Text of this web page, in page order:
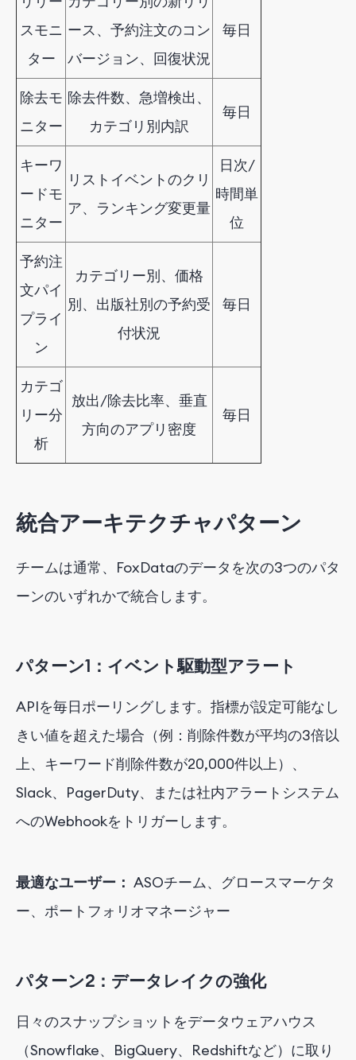
スモニ
ター
ース、予約注文のコン
バージョン、回復状況
毎日
除去モ
ニター
除去件数、急増検出、
カテゴリ別内訳
毎日
キーワ
ードモ
ニター
リストイベントのクリ
ア、ランキング変更量
日次/
時間単
位
予約注
文パイ
プライ
ン
カテゴリー別、価格
別、出版社別の予約受
付状況
毎日
カテゴ
リー分
析
放出/除去比率、垂直
方向のアプリ密度
毎日
統合アーキテクチャパターン
チームは通常、FoxDataのデータを次の3つのパタ
ーンのいずれかで統合します。
パターン1：イベント駆動型アラート
APIを毎日ポーリングします。指標が設定可能なし
きい値を超えた場合（例：削除件数が平均の3倍以
上、キーワード削除件数が20,000件以上）、
Slack、PagerDuty、または社内アラートシステム
へのWebhookをトリガーします。
最適なユーザー： ASOチーム、グロースマーケタ
ー、ポートフォリオマネージャー
パターン2：データレイクの強化
日々のスナップショットをデータウェアハウス
（Snowflake、BigQuery、Redshiftなど）に取り